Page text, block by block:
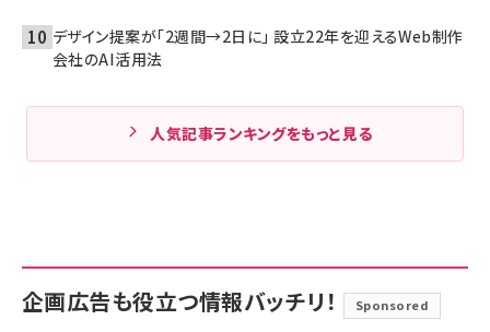
デザイン提案が「2週間→2日に」 設立22年を迎えるWeb制作
会社のAI活用法
人気記事ランキングをもっと見る
企画広告も役立つ情報バッチリ！ Sponsored